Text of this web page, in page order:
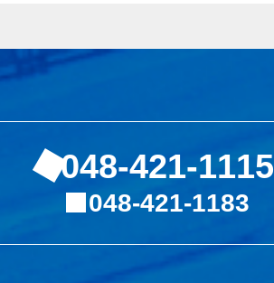
048-421-1115
048-421-1183